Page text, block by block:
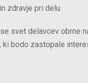
zdravje pri delu.
svet delavcev obrne
bodo zastopale